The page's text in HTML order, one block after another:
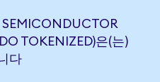
TOKENIZED)은(는)
다